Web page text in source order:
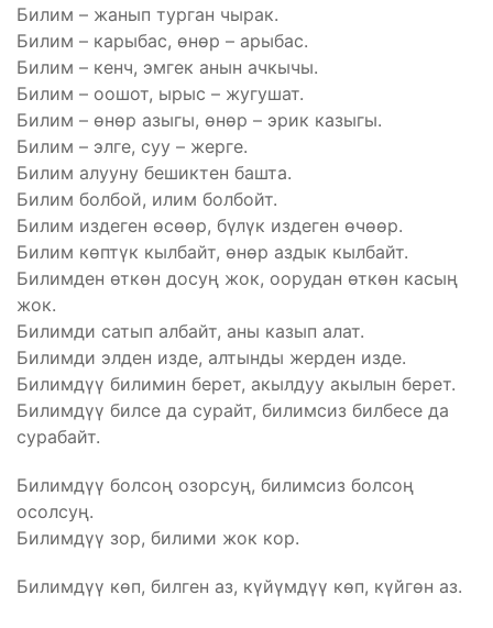
Билим – жанып турган чырак.
Билим – карыбас, өнөр – арыбас.
Билим – кенч, эмгек анын ачкычы.
Билим – оошот, ырыс – жугушат.
Билим – өнөр азыгы, өнөр – эрик казыгы.
Билим – элге, суу – жерге.
Билим алууну бешиктен башта.
Билим болбой, илим болбойт.
Билим издеген өсөөр, бүлүк издеген өчөөр.
Билим көптүк кылбайт, өнөр аздык кылбайт.
Билимден өткөн досуң жок, оорудан өткөн касың
жок.
Билимди сатып албайт, аны казып алат.
Билимди элден изде, алтынды жерден изде.
Билимдүү билимин берет, акылдуу акылын берет.
Билимдүү билсе да сурайт, билимсиз билбесе да
сурабайт.
Билимдүү болсоң озорсуң, билимсиз болсоң
осолсуң.
Билимдүү зор, билими жок кор.
Билимдүү көп, билген аз, күйүмдүү көп, күйгөн аз.